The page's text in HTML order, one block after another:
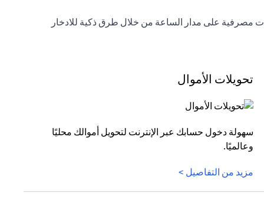
مصرفية على مدار الساعة من خلال طرق ذكية للادخار
تحويلات الأموال
سهولة دخول حسابك عبر الإنترنت لتحويل أموالك محليًا
وعالميًا.
مزيد من التفاصيل >